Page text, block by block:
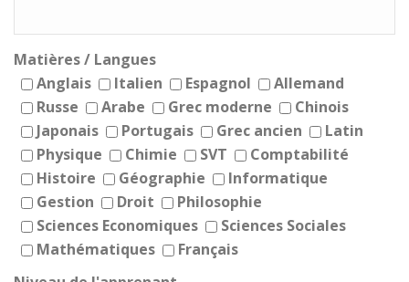
Matières / Langues
Anglais
Italien Espagnol
Allemand
Russe
Arabe Grec moderne
Chinois
Japonais
Portugais Grec ancien
Latin
Physique
Chimie SVT
Comptabilité
Histoire
Géographie
Informatique
Gestion
Droit
Philosophie
Sciences Economiques
Sciences Sociales
Mathématiques
Français